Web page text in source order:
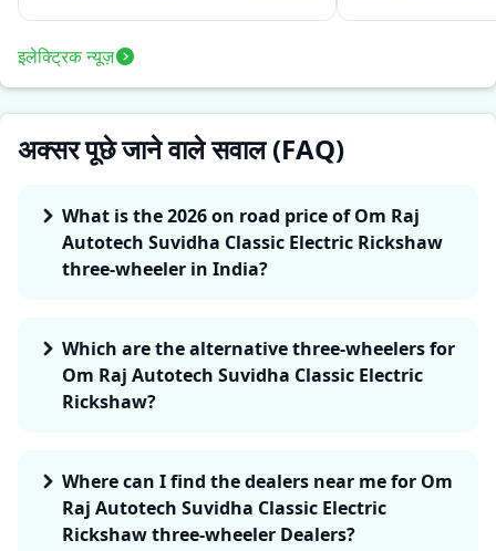
इलेक्ट्रिक न्यूज़
अक्सर पूछे जाने वाले सवाल (FAQ)
What is the 2026 on road price of Om Raj
Autotech Suvidha Classic Electric Rickshaw
three-wheeler in India?
Which are the alternative three-wheelers for
Om Raj Autotech Suvidha Classic Electric
Rickshaw?
Where can I find the dealers near me for Om
Raj Autotech Suvidha Classic Electric
Rickshaw three-wheeler Dealers?